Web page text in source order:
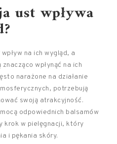
ust wpływa
na ich wygląd, a
wpłynąć na ich
narażone na działanie
potrzebują
swoją atrakcyjność.
odpowiednich balsamów
krok w pielęgnacji, który
i pękania skóry.